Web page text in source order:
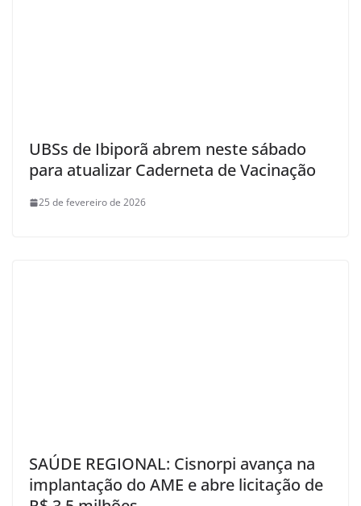
UBSs de Ibiporã abrem neste sábado
para atualizar Caderneta de Vacinação
25 de fevereiro de 2026
SAÚDE REGIONAL: Cisnorpi avança na
implantação do AME e abre licitação de